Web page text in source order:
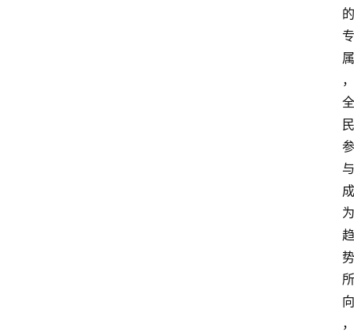
的
专
属
，
全
民
参
与
成
为
趋
势
所
向
，